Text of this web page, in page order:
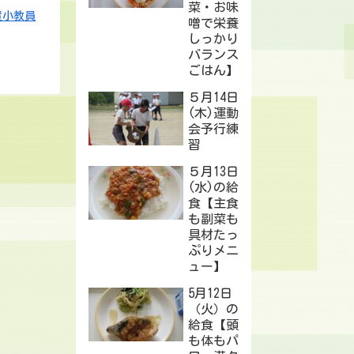
小教員
菜・お味
噌で栄養
しっかり
バランス
ごはん】
５月14日
(木)運動
会予行練
習
５月13日
(水)の給
食【主食
も副菜も
具材たっ
ぷりメニ
ュー】
5月12日
（火）の
給食【頭
も体もパ